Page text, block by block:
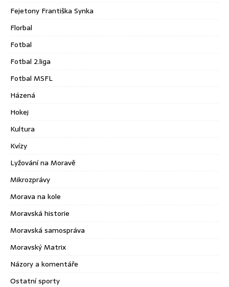
Fejetony Františka Synka
Florbal
Fotbal
Fotbal 2.liga
Fotbal MSFL
Házená
Hokej
Kultura
Kvízy
Lyžování na Moravě
Mikrozprávy
Morava na kole
Moravská historie
Moravská samospráva
Moravský Matrix
Názory a komentáře
Ostatní sporty